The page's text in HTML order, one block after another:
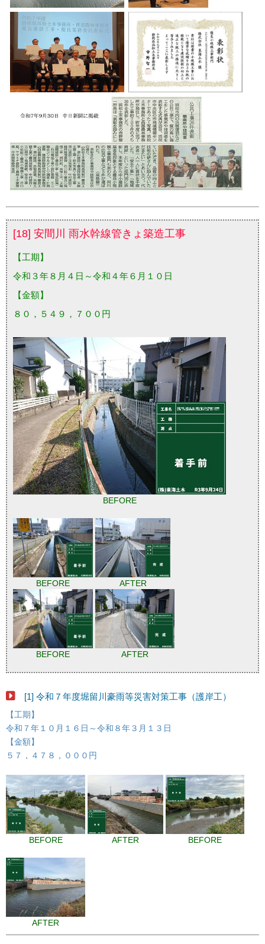
[18] 安間川 雨水幹線管きょ築造工事
【工期】
令和３年８月４日～令和４年６月１０日
【金額】
８０，５４９，７００円
BEFORE
BEFORE AFTER
BEFORE AFTER
[1] 令和７年度堀留川豪雨等災害対策工事（護岸工）
【工期】
令和７年１０月１６日～令和８年３月１３日
【金額】
５７，４７８，０００円
BEFORE AFTER BEFORE
AFTER